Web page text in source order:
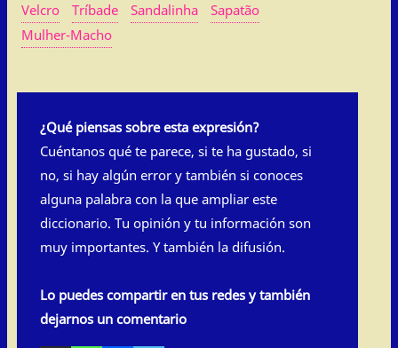
Velcro
Tríbade Sandalinha
Sapatão
Mulher-Macho
¿Qué piensas sobre esta expresión?
Cuéntanos qué te parece, si te ha gustado, si
no, si hay algún error y también si conoces
alguna palabra con la que ampliar este
diccionario. Tu opinión y tu información son
muy importantes. Y también la difusión.
Lo puedes compartir en tus redes y también
dejarnos un comentario